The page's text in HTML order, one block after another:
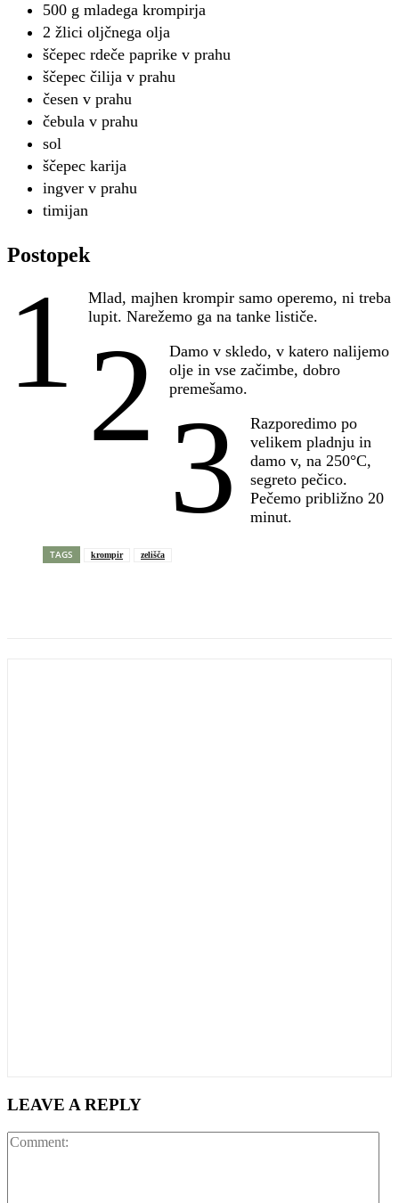
500 g mladega krompirja
2 žlici oljčnega olja
ščepec rdeče paprike v prahu
ščepec čilija v prahu
česen v prahu
čebula v prahu
sol
ščepec karija
ingver v prahu
timijan
Postopek
1
Mlad, majhen krompir samo operemo, ni treba
lupit. Narežemo ga na tanke lističe.
2
Damo v skledo, v katero nalijemo
olje in vse začimbe, dobro
premešamo.
3
Razporedimo po
velikem pladnju in
damo v, na 250°C,
segreto pečico.
Pečemo približno 20
minut.
TAGS krompir zelišča
LEAVE A REPLY